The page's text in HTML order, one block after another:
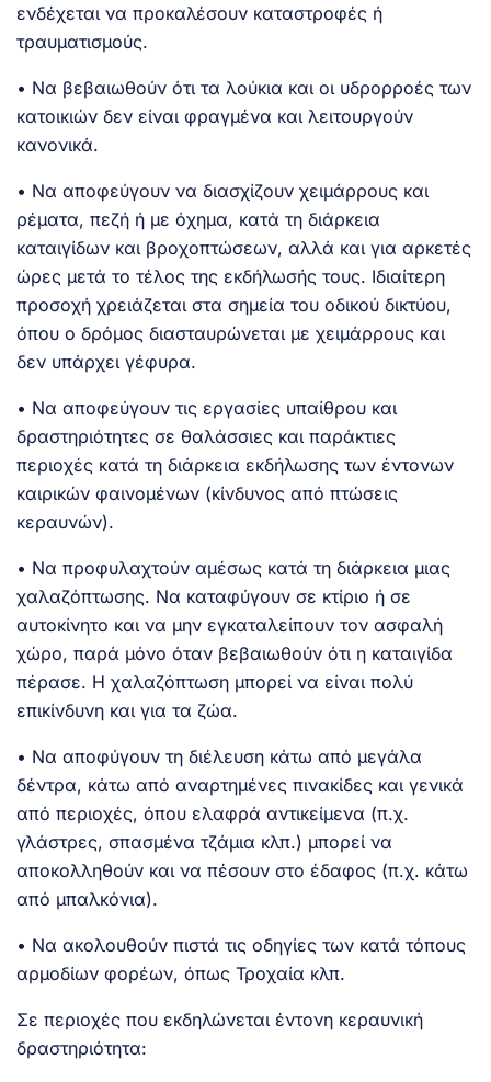
ενδέχεται να προκαλέσουν καταστροφές ή
τραυματισμούς.
• Να βεβαιωθούν ότι τα λούκια και οι υδρορροές των
κατοικιών δεν είναι φραγμένα και λειτουργούν
κανονικά.
• Να αποφεύγουν να διασχίζουν χειμάρρους και
ρέματα, πεζή ή με όχημα, κατά τη διάρκεια
καταιγίδων και βροχοπτώσεων, αλλά και για αρκετές
ώρες μετά το τέλος της εκδήλωσής τους. Ιδιαίτερη
προσοχή χρειάζεται στα σημεία του οδικού δικτύου,
όπου ο δρόμος διασταυρώνεται με χειμάρρους και
δεν υπάρχει γέφυρα.
• Να αποφεύγουν τις εργασίες υπαίθρου και
δραστηριότητες σε θαλάσσιες και παράκτιες
περιοχές κατά τη διάρκεια εκδήλωσης των έντονων
καιρικών φαινομένων (κίνδυνος από πτώσεις
κεραυνών).
• Να προφυλαχτούν αμέσως κατά τη διάρκεια μιας
χαλαζόπτωσης. Να καταφύγουν σε κτίριο ή σε
αυτοκίνητο και να μην εγκαταλείπουν τον ασφαλή
χώρο, παρά μόνο όταν βεβαιωθούν ότι η καταιγίδα
πέρασε. Η χαλαζόπτωση μπορεί να είναι πολύ
επικίνδυνη και για τα ζώα.
• Να αποφύγουν τη διέλευση κάτω από μεγάλα
δέντρα, κάτω από αναρτημένες πινακίδες και γενικά
από περιοχές, όπου ελαφρά αντικείμενα (π.χ.
γλάστρες, σπασμένα τζάμια κλπ.) μπορεί να
αποκολληθούν και να πέσουν στο έδαφος (π.χ. κάτω
από μπαλκόνια).
• Να ακολουθούν πιστά τις οδηγίες των κατά τόπους
αρμοδίων φορέων, όπως Τροχαία κλπ.
Σε περιοχές που εκδηλώνεται έντονη κεραυνική
δραστηριότητα: